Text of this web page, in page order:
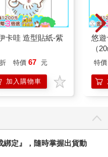
卡哇 造型貼紙-紫
折 特價 67 元
加入購物車
悠
（
特價
綁定』，隨時掌握出貨動